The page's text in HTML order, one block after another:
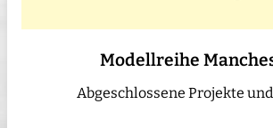
Modellreihe
Abgeschlossene Projekte